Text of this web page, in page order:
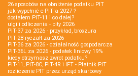
26 sposobów na obniżenie podatku PIT
jak wypełnić e-PIT'a 2027 ?
dostałem PIT-11 i co dalej?
ulgi i odliczenia - pity 2026
PIT-37 za 2026 - przykład, broszura
PIT-28 ryczałt za 2026
PIT-36 za 2026 - działalność gospodarcza
PIT-36L za 2026 - podatek liniowy 19%
kiedy otrzymasz zwrot podatku?
PIT-11, PIT-8C, PIT-4R i IFT - Płatnik PIT
rozliczenie PIT przez urząd skarbowy